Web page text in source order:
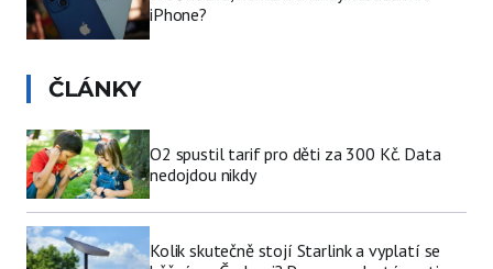
iPhone?
ČLÁNKY
O2 spustil tarif pro děti za 300 Kč. Data
nedojdou nikdy
Kolik skutečně stojí Starlink a vyplatí se